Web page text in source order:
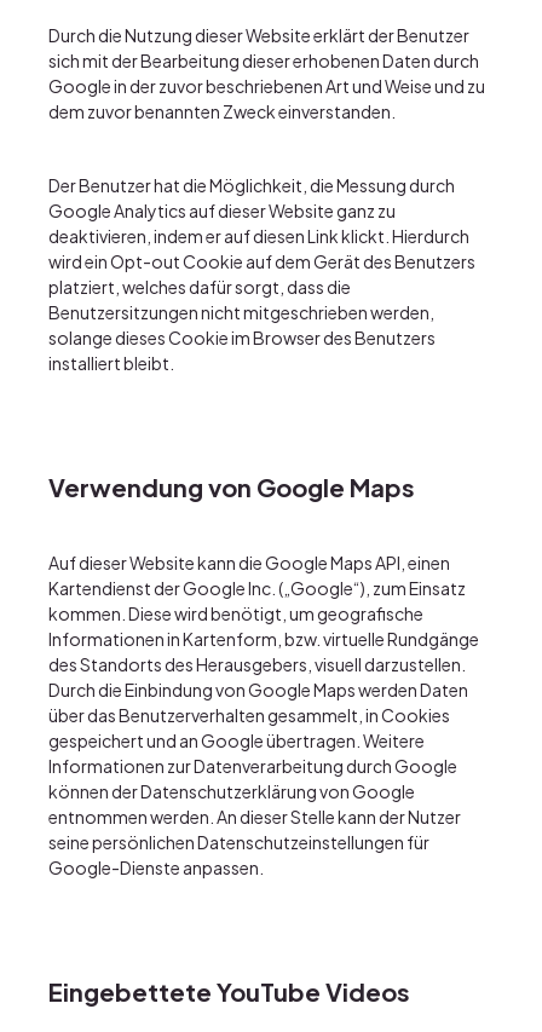
Durch die Nutzung dieser Website erklärt der Benutzer
sich mit der Bearbeitung dieser erhobenen Daten durch
Google in der zuvor beschriebenen Art und Weise und zu
dem zuvor benannten Zweck einverstanden.
Der Benutzer hat die Möglichkeit, die Messung durch
Google Analytics auf dieser Website ganz zu
deaktivieren, indem er aufdiesen Linkklickt. Hierdurch
wird ein Opt-out Cookie auf dem Gerät des Benutzers
platziert, welches dafür sorgt, dass die
Benutzersitzungen nicht mitgeschrieben werden,
solange dieses Cookie im Browser des Benutzers
installiert bleibt.
Verwendung von Google Maps
Auf dieser Website kann die Google Maps API, einen
Kartendienst der Google Inc. („Google“), zum Einsatz
kommen. Diese wird benötigt, um geografische
Informationen in Kartenform, bzw. virtuelle Rundgänge
des Standorts des Herausgebers, visuell darzustellen.
Durch die Einbindung von Google Maps werden Daten
über das Benutzerverhalten gesammelt, in Cookies
gespeichert und an Google übertragen. Weitere
Informationen zur Datenverarbeitung durch Google
können derDatenschutzerklärung von Google
entnommen werden. An dieser Stelle kann der Nutzer
seine persönlichen Datenschutzeinstellungen für
Google-Dienste anpassen.
Eingebettete YouTube Videos